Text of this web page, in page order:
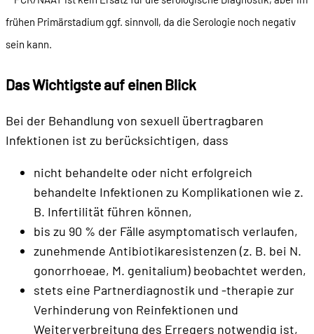
frühen Primärstadium ggf. sinnvoll, da die Serologie noch negativ
sein kann.
Das Wichtigste auf einen Blick
Bei der Behandlung von sexuell übertragbaren
Infektionen ist zu berücksichtigen, dass
nicht behandelte oder nicht erfolgreich
behandelte Infektionen zu Komplikationen wie z.
B. Infertilität führen können,
bis zu 90 % der Fälle asymptomatisch verlaufen,
zunehmende Antibiotikaresistenzen (z. B. bei N.
gonorrhoeae, M. genitalium) beobachtet werden,
stets eine Partnerdiagnostik und -therapie zur
Verhinderung von Reinfektionen und
Weiterverbreitung des Erregers notwendig ist,